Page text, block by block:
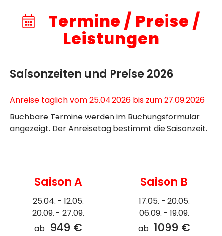
Termine / Preise /
Leistungen
Saisonzeiten und Preise 2026
Anreise täglich vom 25.04.2026 bis zum 27.09.2026
Buchbare Termine werden im Buchungsformular
angezeigt. Der Anreisetag bestimmt die Saisonzeit.
Saison A
25.04. - 12.05.
20.09. - 27.09.
ab 949 €
Saison B
17.05. - 20.05.
06.09. - 19.09.
ab 1099 €